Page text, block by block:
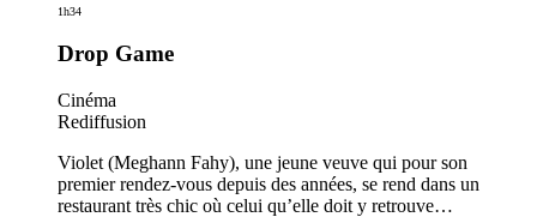
1h34
Drop Game
Cinéma
Rediffusion
Violet (Meghann Fahy), une jeune veuve qui pour son
premier rendez-vous depuis des années, se rend dans un
restaurant très chic où celui qu’elle doit y retrouve…